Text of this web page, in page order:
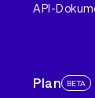
API-
Plan BETA